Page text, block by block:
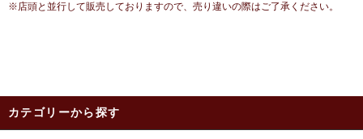
※店頭と並行して販売しておりますので、売り違いの際はご了承ください。
カテゴリーから探す